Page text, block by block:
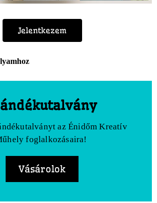
Jelentkezem
az Énidőm Kreatív
foglalkozásaira!
Vásárolok